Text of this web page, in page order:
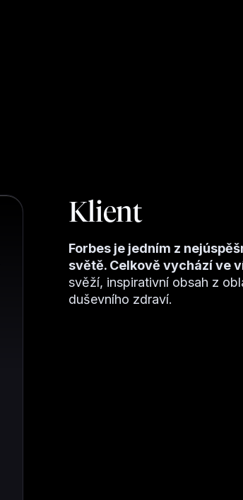
Klient
Forbes je jedním z
světě. Celkově vychází ve
svěží, inspirativní obsah z
duševního zdraví.